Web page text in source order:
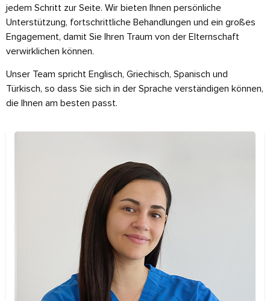
jedem Schritt zur Seite. Wir bieten Ihnen persönliche
Unterstützung, fortschrittliche Behandlungen und ein großes
Engagement, damit Sie Ihren Traum von der Elternschaft
verwirklichen können.
Unser Team spricht Englisch, Griechisch, Spanisch und
Türkisch, so dass Sie sich in der Sprache verständigen können,
die Ihnen am besten passt.